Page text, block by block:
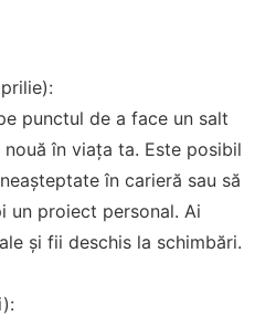
punctul de a face un salt
în viața ta. Este posibil
în carieră sau să
un proiect personal. Ai
și fii deschis la schimbări.